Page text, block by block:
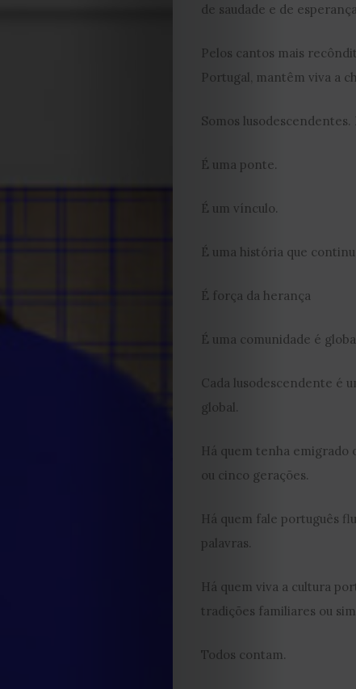
EDIÇÃO
DE
2026
2025
2024
2023
de saudade e de
Pelos cantos mais
Portugal, mantêm viva a
Somos
É uma ponte.
É um vínculo.
É uma história que
É força da herança
É uma comunidade é
Cada lusodescendente é
global.
Há quem tenha emigrado
ou cinco gerações.
Há quem fale português
palavras.
Há quem viva a cultura
tradições familiares ou
Todos contam.